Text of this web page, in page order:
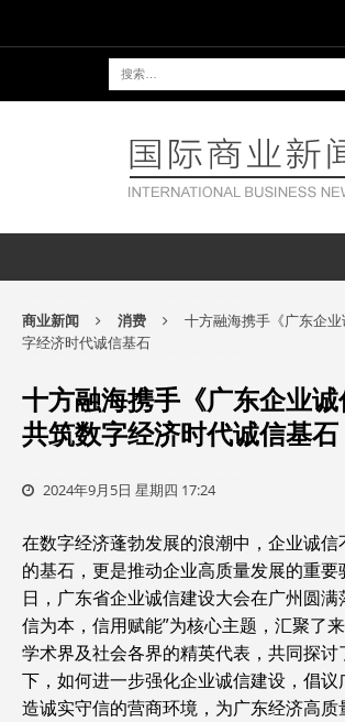
商业新闻 消费
十方融海携手《广东企
字经济时代诚信基石
十方融海携手《广东企业诚
共筑数字经济时代诚信基石
2024年9月5日 星期四 17:24
在数字经济蓬勃发展的浪潮中，企业诚
的基石，更是推动企业高质量发展的重
日，广东省企业诚信建设大会在广州圆满
信为本，信用赋能”为核心主题，汇聚了来
学术界及社会各界的精英代表，共同探
下，如何进一步强化企业诚信建设，倡
造诚实守信的营商环境，为广东经济高质